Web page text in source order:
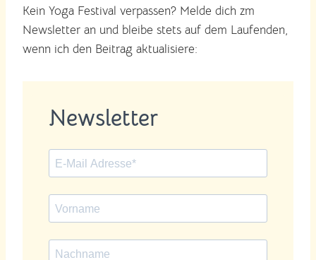
Kein Yoga Festival verpassen? Melde dich zm
Newsletter an und bleibe stets auf dem Laufenden,
wenn ich den Beitrag aktualisiere:
Newsletter